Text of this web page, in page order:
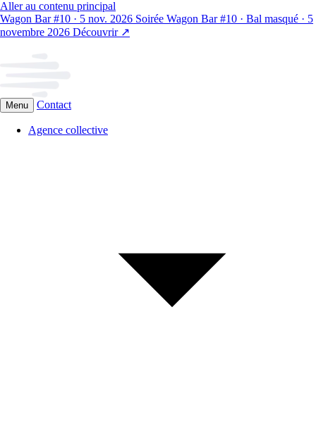
Aller au contenu principal
Wagon Bar #10 · 5 nov. 2026 Soirée Wagon Bar #10 · Bal masqué · 5
novembre 2026 Découvrir ↗
Menu Contact
Agence collective